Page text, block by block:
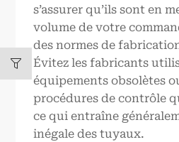
s’assurer qu’ils sont en
volume de votre
des normes de
Évitez les fabricants
équipements obsolètes
procédures de contrôle
ce qui entraîne
inégale des tuyaux.